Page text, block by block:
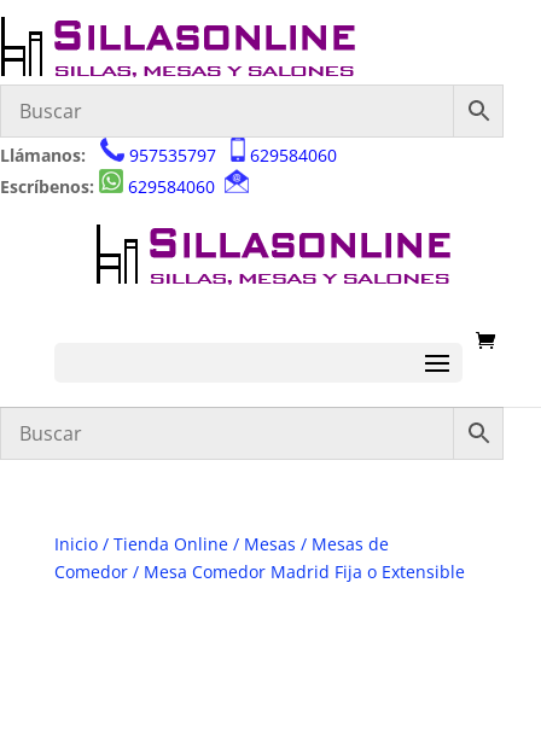
Llámanos: 957535797
629584060
Escríbenos:
629584060
Inicio/ Tienda Online/ Mesas / Mesas de
Comedor/ Mesa Comedor Madrid Fija o Extensible